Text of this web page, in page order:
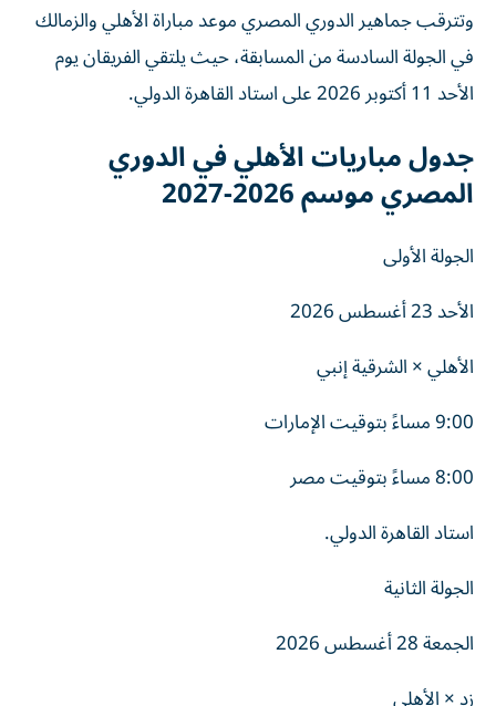
وتترقب جماهير الدوري المصري موعد مباراة الأهلي والزمالك
في الجولة السادسة من المسابقة، حيث يلتقي الفريقان يوم
الأحد 11 أكتوبر 2026 على استاد القاهرة الدولي.
جدول مباريات الأهلي في الدوري
المصري موسم 2026-2027
الجولة الأولى
الأحد 23 أغسطس 2026
الأهلي × الشرقية إنبي
9:00 مساءً بتوقيت الإمارات
8:00 مساءً بتوقيت مصر
استاد القاهرة الدولي.
الجولة الثانية
الجمعة 28 أغسطس 2026